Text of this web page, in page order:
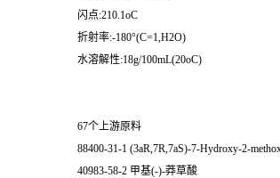
闪点:210.1oC
折射率:-180°(C=1,H2O)
水溶解性:18g/100mL(20oC)
67个上游原料
88400-31-1 (3aR,7R,7aS)-7-Hydroxy-2-
40983-58-2 甲基(-)-莽草酸